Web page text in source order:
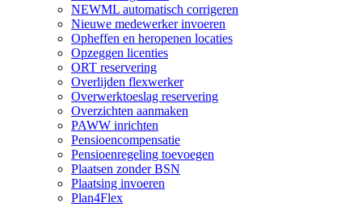
NEWML automatisch corrigeren
Nieuwe medewerker invoeren
Opheffen en heropenen locaties
Opzeggen licenties
ORT reservering
Overlijden flexwerker
Overwerktoeslag reservering
Overzichten aanmaken
PAWW inrichten
Pensioencompensatie
Pensioenregeling toevoegen
Plaatsen zonder BSN
Plaatsing invoeren
Plan4Flex